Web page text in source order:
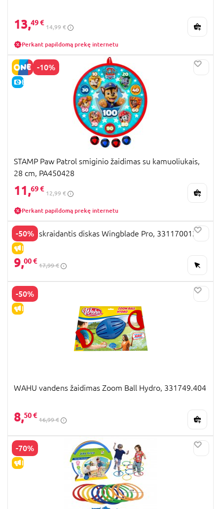
13,49 €
14,99 €
Perkant papildomą prekę internetu
-10%
E-KAINA
STAMP Paw Patrol smiginio žaidimas su kamuoliukais,
28 cm, PA450428
11,69 €
12,99 €
Perkant papildomą prekę internetu
-50%
IŠPARDAVIMAS
WAHU skraidantis diskas Wingblade Pro, 331170012
9,00 €
17,99 €
-50%
IŠPARDAVIMAS
WAHU vandens žaidimas Zoom Ball Hydro, 331749.404
8,50 €
16,99 €
-70%
IŠPARDAVIMAS